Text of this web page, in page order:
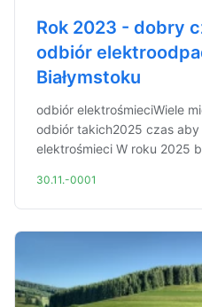
Rok 2023 - dobry
odbiór
Białymstoku
odbiór elektrośmieciWiele
odbiór takich2025 czas aby
elektrośmieci W roku 2025
30.11.-0001